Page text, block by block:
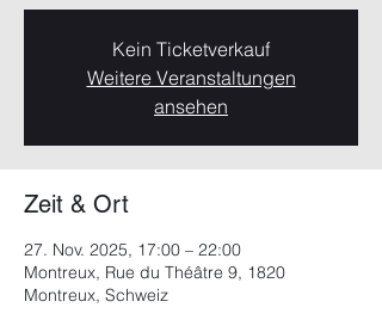
Kein Ticketverkauf
Weitere Veranstaltungen
ansehen
Zeit & Ort
27. Nov. 2025, 17:00 – 22:00
Montreux, Rue du Théâtre 9, 1820
Montreux, Schweiz